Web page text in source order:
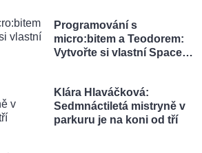
Programování s
micro:bitem a Teodorem:
Vytvořte si vlastní Space…
Klára Hlaváčková:
Sedmnáctiletá mistryně v
parkuru je na koni od tří